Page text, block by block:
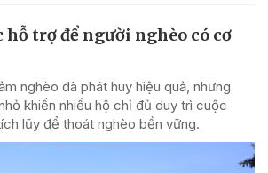
hỗ trợ để người nghèo có cơ
nghèo đã phát huy hiệu quả, nhưng
khiến nhiều hộ chỉ đủ duy trì cuộc
lũy để thoát nghèo bền vững.